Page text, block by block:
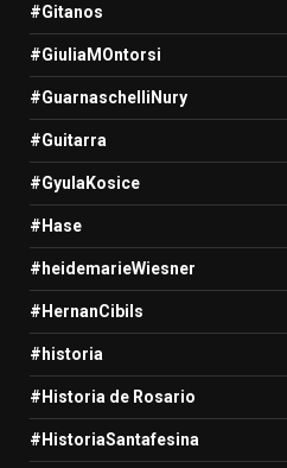
#Gitanos
#GiuliaMOntorsi
#GuarnaschelliNury
#Guitarra
#GyulaKosice
#Hase
#heidemarieWiesner
#HernanCibils
#historia
#Historia de Rosario
#HistoriaSantafesina